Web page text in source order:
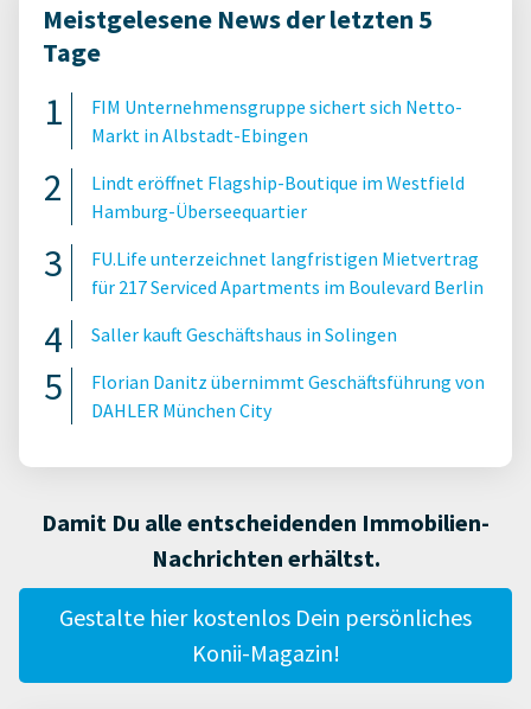
Meistgelesene News der letzten 5
Tage
FIM Unternehmensgruppe sichert sich Netto-
Markt in Albstadt-Ebingen
Lindt eröffnet Flagship-Boutique im Westfield
Hamburg-Überseequartier
FU.Life unterzeichnet langfristigen Mietvertrag
für 217 Serviced Apartments im Boulevard Berlin
Saller kauft Geschäftshaus in Solingen
Florian Danitz übernimmt Geschäftsführung von
DAHLER München City
Damit Du alle entscheidenden Immobilien-
Nachrichten erhältst.
Gestalte hier kostenlos Dein persönliches
Konii-Magazin!